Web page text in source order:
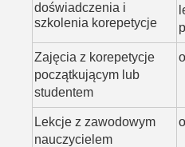
doświadczenia i
szkolenia korepetycje
Zajęcia z korepetycje
początkującym lub
studentem
Lekcje z zawodowym
nauczycielem